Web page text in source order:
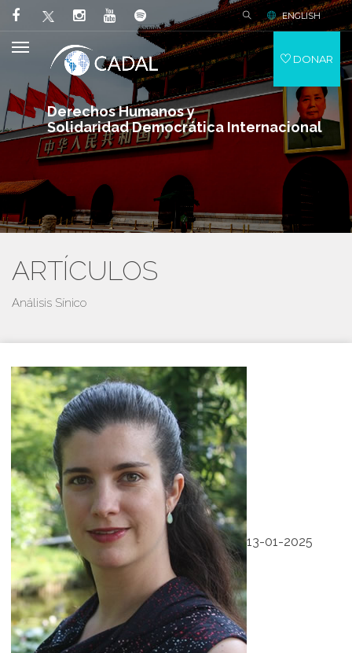
Derechos Humanos y
Solidaridad Democrática Internacional
ENGLISH
DONAR
ARTÍCULOS
Análisis Sínico
13-01-2025